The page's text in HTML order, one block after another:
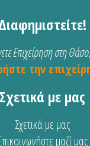
Επιχείρηση στη
την
Σχετικά με μας
Σχετικά με μας
μαζί μας